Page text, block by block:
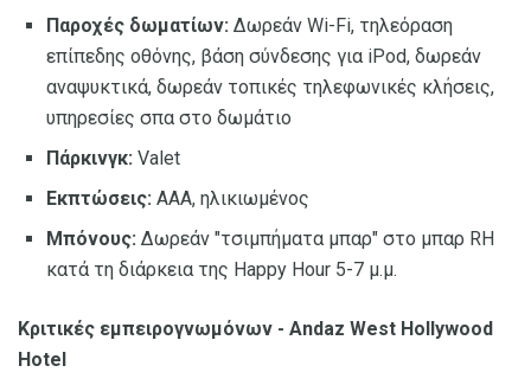
Παροχές δωματίων: Δωρεάν Wi-Fi, τηλεόραση
επίπεδης οθόνης, βάση σύνδεσης για iPod, δωρεάν
αναψυκτικά, δωρεάν τοπικές τηλεφωνικές κλήσεις,
υπηρεσίες σπα στο δωμάτιο
Πάρκινγκ: Valet
Εκπτώσεις: AAA, ηλικιωμένος
Μπόνους: Δωρεάν "τσιμπήματα μπαρ" στο μπαρ RH
κατά τη διάρκεια της Happy Hour 5-7 μ.μ.
Κριτικές εμπειρογνωμόνων - Andaz West Hollywood
Hotel